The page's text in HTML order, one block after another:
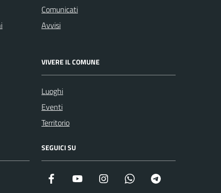
Comunicati
Avvisi
VIVERE IL COMUNE
Luoghi
Eventi
Territorio
SEGUICI SU
Facebook YouTube Instagram WhatsApp